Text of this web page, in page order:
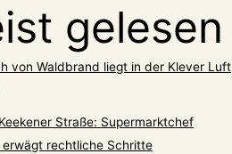
gelesen
von Waldbrand liegt in der Klever Luft
Straße: Supermarktchef
rechtliche Schritte